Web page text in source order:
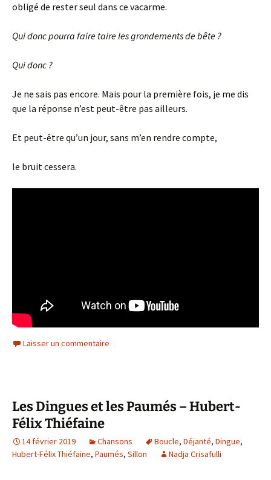
obligé de rester seul dans ce vacarme.
Qui donc pourra faire taire les grondements de bête ?
Qui donc ?
Je ne sais pas encore. Mais pour la première fois, je me dis
que la réponse n’est peut-être pas ailleurs.
Et peut-être qu’un jour, sans m’en rendre compte,
le bruit cessera.
Laisser un commentaire
Les Dingues et les Paumés – Hubert-
Félix Thiéfaine
14 février 2019 Chansons Boucle, Déjanté, Dingue,
Hubert-Félix Thiéfaine, Paumés, Sillon Nadja Crisafulli